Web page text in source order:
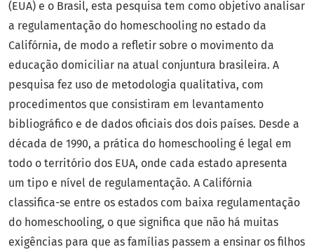
(EUA) e o Brasil, esta pesquisa tem como objetivo analisar
a regulamentação do homeschooling no estado da
Califórnia, de modo a refletir sobre o movimento da
educação domiciliar na atual conjuntura brasileira. A
pesquisa fez uso de metodologia qualitativa, com
procedimentos que consistiram em levantamento
bibliográfico e de dados oficiais dos dois países. Desde a
década de 1990, a prática do homeschooling é legal em
todo o território dos EUA, onde cada estado apresenta
um tipo e nível de regulamentação. A Califórnia
classifica-se entre os estados com baixa regulamentação
do homeschooling, o que significa que não há muitas
exigências para que as famílias passem a ensinar os filhos